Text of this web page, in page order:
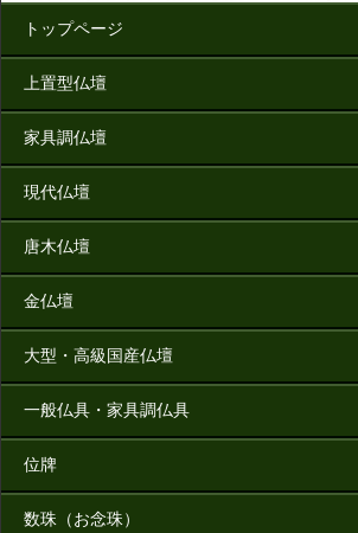
トップページ
上置型仏壇
家具調仏壇
現代仏壇
唐木仏壇
金仏壇
大型・高級国産仏壇
一般仏具・家具調仏具
位牌
数珠（お念珠）